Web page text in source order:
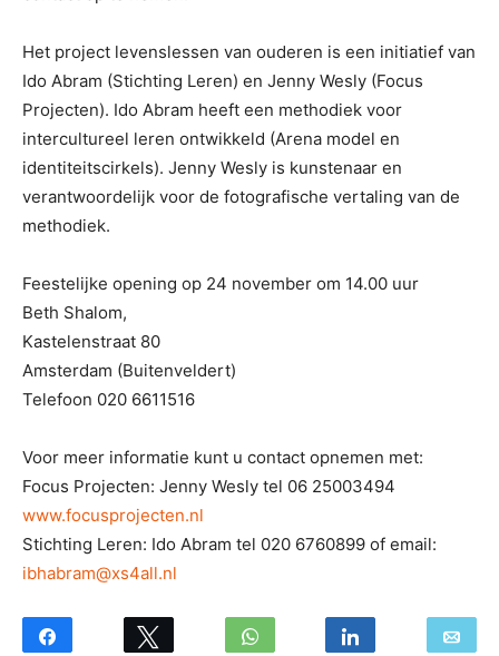
Het project levenslessen van ouderen is een initiatief van
Ido Abram (Stichting Leren) en Jenny Wesly (Focus
Projecten). Ido Abram heeft een methodiek voor
intercultureel leren ontwikkeld (Arena model en
identiteitscirkels). Jenny Wesly is kunstenaar en
verantwoordelijk voor de fotografische vertaling van de
methodiek.
Feestelijke opening op 24 november om 14.00 uur
Beth Shalom,
Kastelenstraat 80
Amsterdam (Buitenveldert)
Telefoon 020 6611516
Voor meer informatie kunt u contact opnemen met:
Focus Projecten: Jenny Wesly tel 06 25003494
www.focusprojecten.nl
Stichting Leren: Ido Abram tel 020 6760899 of email:
ibhabram@xs4all.nl